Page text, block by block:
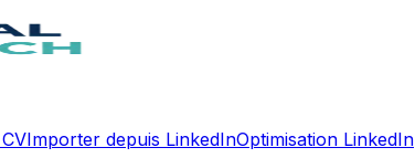
Importer depuis LinkedInOptimisation LinkedIn